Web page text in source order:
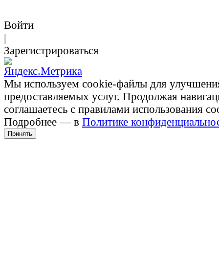
Войти
Зарегистрироваться
Мы используем cookie-файлы для
предоставляемых услуг. Продолжая
соглашаетесь с правилами использования
Подробнее — в Политике
Принять